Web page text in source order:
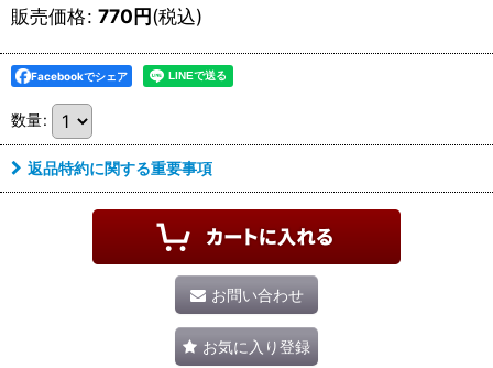
販売価格: 770円(税込)
Facebookでシェア
数量:
返品特約に関する重要事項
お問い合わせ
お気に入り登録